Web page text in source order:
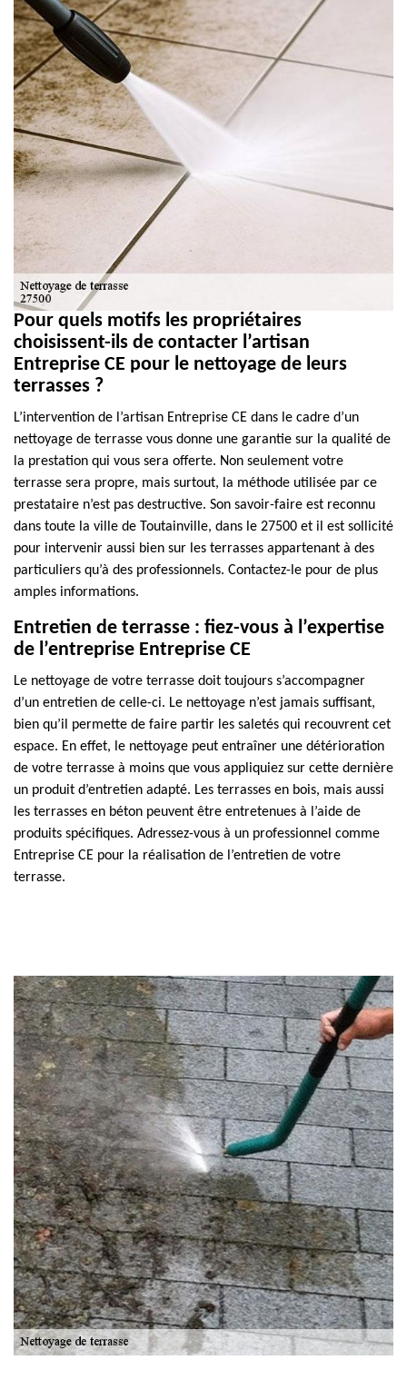
Pour quels motifs les propriétaires
choisissent-ils de contacter l’artisan
Entreprise CE pour le nettoyage de leurs
terrasses ?
L’intervention de l’artisan Entreprise CE dans le cadre d’un
nettoyage de terrasse vous donne une garantie sur la qualité de
la prestation qui vous sera offerte. Non seulement votre
terrasse sera propre, mais surtout, la méthode utilisée par ce
prestataire n’est pas destructive. Son savoir-faire est reconnu
dans toute la ville de Toutainville, dans le 27500 et il est sollicité
pour intervenir aussi bien sur les terrasses appartenant à des
particuliers qu’à des professionnels. Contactez-le pour de plus
amples informations.
Entretien de terrasse : fiez-vous à l’expertise
de l’entreprise Entreprise CE
Le nettoyage de votre terrasse doit toujours s’accompagner
d’un entretien de celle-ci. Le nettoyage n’est jamais suffisant,
bien qu’il permette de faire partir les saletés qui recouvrent cet
espace. En effet, le nettoyage peut entraîner une détérioration
de votre terrasse à moins que vous appliquiez sur cette dernière
un produit d’entretien adapté. Les terrasses en bois, mais aussi
les terrasses en béton peuvent être entretenues à l’aide de
produits spécifiques. Adressez-vous à un professionnel comme
Entreprise CE pour la réalisation de l’entretien de votre
terrasse.